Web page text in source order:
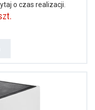
o czas realizacji.